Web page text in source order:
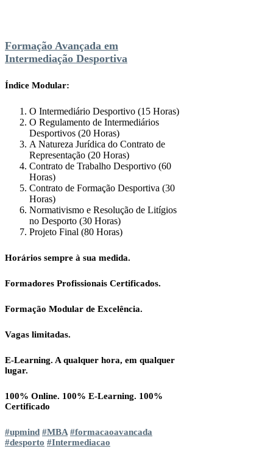
Formação Avançada em
Intermediação Desportiva
Índice Modular:
O Intermediário Desportivo (15 Horas)
O Regulamento de Intermediários
Desportivos (20 Horas)
A Natureza Jurídica do Contrato de
Representação (20 Horas)
Contrato de Trabalho Desportivo (60
Horas)
Contrato de Formação Desportiva (30
Horas)
Normativismo e Resolução de Litígios
no Desporto (30 Horas)
Projeto Final (80 Horas)
Horários sempre à sua medida.
Formadores Profissionais Certificados.
Formação Modular de Excelência.
Vagas limitadas.
E-Learning. A qualquer hora, em qualquer
lugar.
100% Online. 100% E-Learning. 100%
Certificado
#upmind #MBA #formacaoavancada
#desporto #Intermediacao